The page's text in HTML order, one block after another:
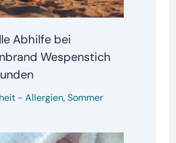
Abhilfe bei
Wespenstich
- Allergien,Sommer